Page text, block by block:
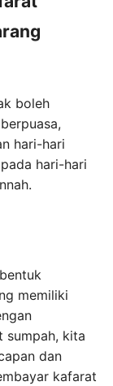
boleh
hari-hari
hari-hari
memiliki
sumpah, kita
dan
kafarat